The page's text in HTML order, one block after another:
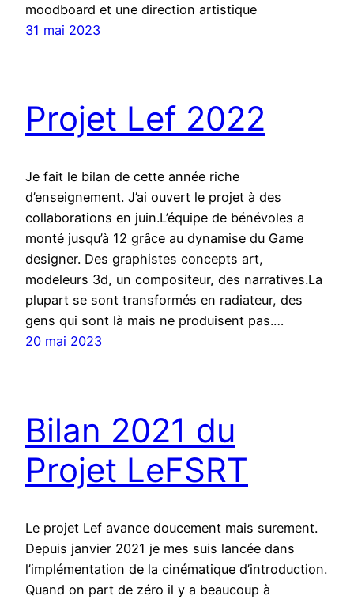
moodboard et une direction artistique
31 mai 2023
Projet Lef 2022
Je fait le bilan de cette année riche
d’enseignement. J’ai ouvert le projet à des
collaborations en juin.L’équipe de bénévoles a
monté jusqu’à 12 grâce au dynamise du Game
designer. Des graphistes concepts art,
modeleurs 3d, un compositeur, des narratives.La
plupart se sont transformés en radiateur, des
gens qui sont là mais ne produisent pas.…
20 mai 2023
Bilan 2021 du
Projet LeFSRT
Le projet Lef avance doucement mais surement.
Depuis janvier 2021 je mes suis lancée dans
l’implémentation de la cinématique d’introduction.
Quand on part de zéro il y a beaucoup à